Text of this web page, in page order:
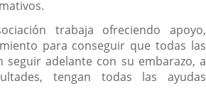
trabaja ofreciendo apoyo,
para conseguir que todas las
seguir adelante con su embarazo, a
tengan todas las ayudas